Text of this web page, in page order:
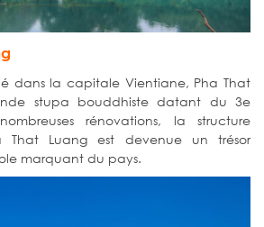
dans la capitale Vientiane, Pha That
stupa bouddhiste datant du 3e
rénovations, la structure
That Luang est devenue un trésor
marquant du pays.